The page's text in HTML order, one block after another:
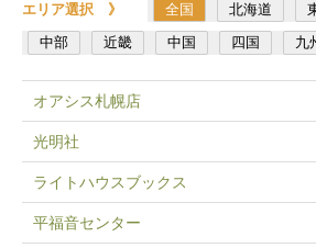
エリア選択 》 全国 北海道
中部
近畿 中国 四国 九
オアシス札幌店
光明社
ライトハウスブックス
平福音センター